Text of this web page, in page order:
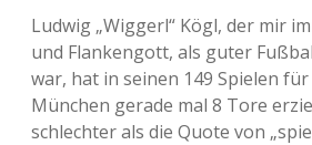
Ludwig „Wiggerl“ Kögl, der mir
und Flankengott, als guter
war, hat in seinen 149 Spielen für
München gerade mal 8 Tore
schlechter als die Quote von